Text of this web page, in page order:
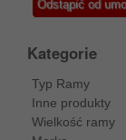
Odstąpić od
Kategorie
Typ Ramy
Inne produkty
Wielkość ramy